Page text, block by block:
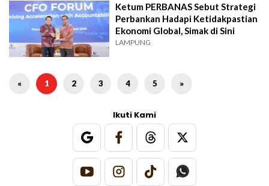
Ketum PERBANAS Sebut Strategi
Perbankan Hadapi Ketidakpastian
Ekonomi Global, Simak di Sini
LAMPUNG
« 1 2 3 4 5 »
Ikuti Kami